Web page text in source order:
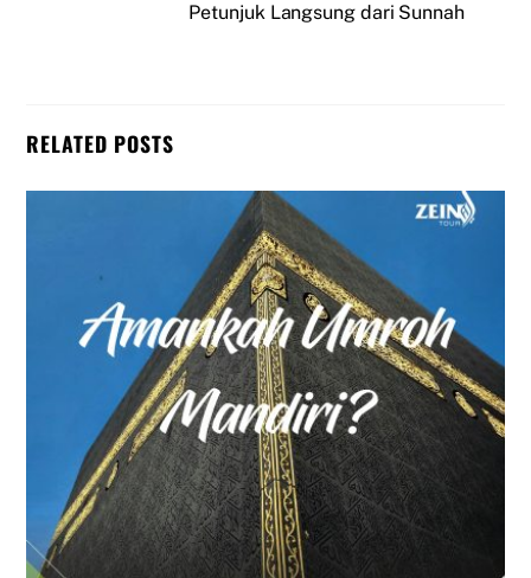
Petunjuk Langsung dari Sunnah
RELATED POSTS